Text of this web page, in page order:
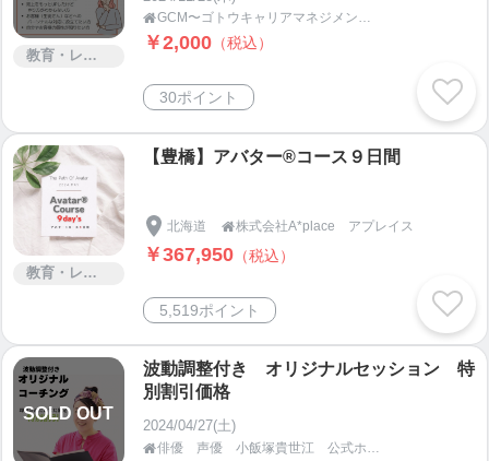
教育・レッスン・講習
 GCM〜ゴトウキャリアマネジメント〜
￥2,000 （税込）
30ポイント
教育・レッスン・講習
【豊橋】アバター®コース９日間
北海道 株式会社A*place アプレイス
￥367,950 （税込）
5,519ポイント
SOLD OUT
波動調整付き オリジナルセッション 特
別割引価格
2024/04/27(土)
